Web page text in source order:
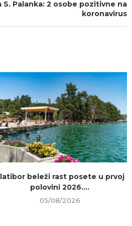
S. Palanka: 2 osobe pozitivne na
koronavirus
beleži rast posete u prvoj
polovini 2026....
05/08/2026